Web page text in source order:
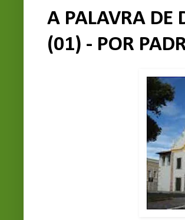
A PALAVRA DE
(01) - POR